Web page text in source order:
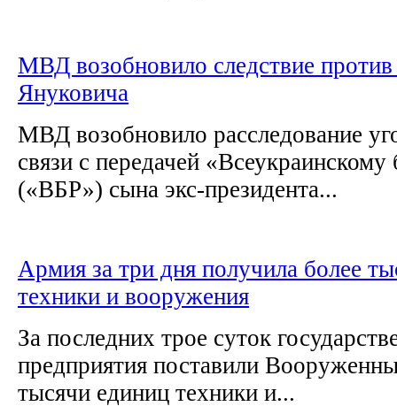
МВД возобновило следствие
Януковича
МВД возобновило расследование
связи с передачей «Всеукраинскому
(«ВБР») сына экс-президента...
Армия за три дня получила более
техники и вооружения
За последних трое суток
предприятия поставили
тысячи единиц техники и...